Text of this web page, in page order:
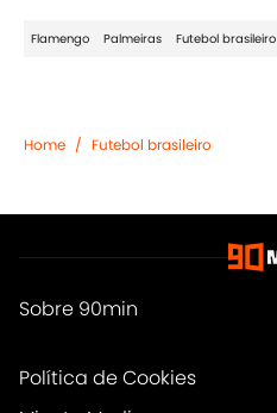
Flamengo Palmeiras Futebol brasileiro
Home / Futebol brasileiro
Sobre 90min
Política de Cookies